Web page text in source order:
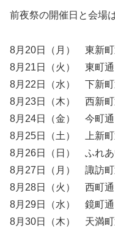
前夜祭の開催日と会場
8月20日（月） 東新町
8月21日（火） 東町通
8月22日（水） 下新町
8月23日（木） 西新町
8月24日（金） 今町通
8月25日（土） 上新町
8月26日（日） ふれあ
8月27日（月） 諏訪町
8月28日（火） 西町通
8月29日（水） 鏡町通
8月30日（木） 天満町